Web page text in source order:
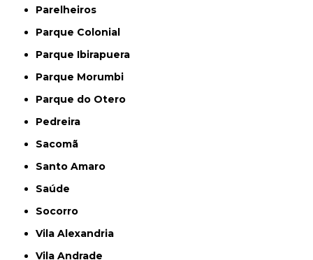
Parelheiros
Parque Colonial
Parque Ibirapuera
Parque Morumbi
Parque do Otero
Pedreira
Sacomã
Santo Amaro
Saúde
Socorro
Vila Alexandria
Vila Andrade